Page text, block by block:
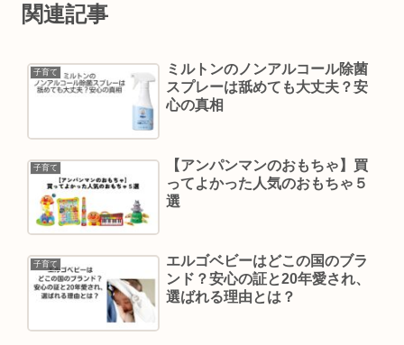
関連記事
子育て
ミルトンのノンアルコール除菌
スプレーは舐めても大丈夫？安
心の真相
子育て
【アンパンマンのおもちゃ】買
ってよかった人気のおもちゃ５
選
子育て
エルゴベビーはどこの国のブラ
ンド？安心の証と20年愛され、
選ばれる理由とは？